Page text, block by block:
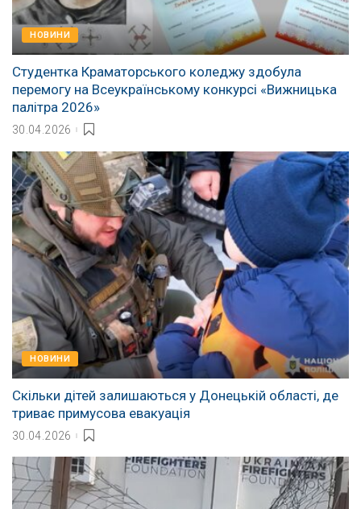
НОВИНИ
Студентка Краматорського коледжу здобула
перемогу на Всеукраїнському конкурсі «Вижницька
палітра 2026»
30.04.2026
НОВИНИ
Скільки дітей залишаються у Донецькій області, де
триває примусова евакуація
30.04.2026